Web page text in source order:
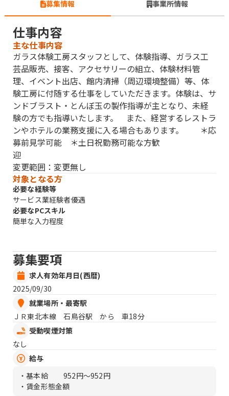
募集情報 事業所情報
仕事内容
主な仕事内容
ガラス体験工房スタッフとして、体験指導、ガラス工
芸品販売、接客、アクセサリーの組立、体験材料管
理、イベント出店、館内清掃（周辺環境整備）等、体
験工房に付随する仕事をしていただきます。体験は、サ
ンドブラスト・とんぼ玉の製作指導が主となり、未経
験の方でも指導いたします。 また、経営するレストラ
ンやホテルの業務支援に入る場合もあります。 ＊応
募前見学可能 ＊土日祝勤務可能な方歓
迎
変更範囲：変更無し
対象となる方
必要な経験等
サービス業経験者優遇
必要なPCスキル
簡単な入力程度
募集要項
求人有効年月日(西暦)
2025/09/30
就業場所・最寄駅
ＪＲ東北本線 石鳥谷駅 から 車18分
受動喫煙対策
なし
給与
・基本給
952円〜952円
・賃金形態金額